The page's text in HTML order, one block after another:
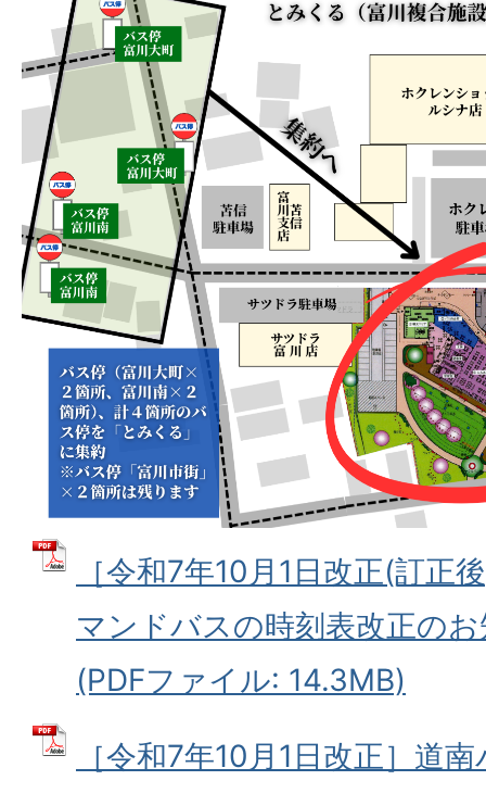
［令和7年10月1日改正(訂正
マンドバスの時刻表改正の
(PDFファイル: 14.3MB)
［令和7年10月1日改正］道